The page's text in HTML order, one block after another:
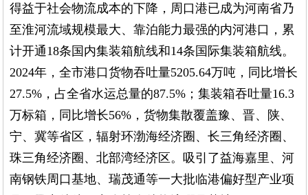
得益于社会物流成本的下降，周口港已成为河南省乃
至淮河流域规模最大、靠泊能力最强的内河港口，累
计开通18条国内集装箱航线和14条国际集装箱航线。
2024年，全市港口货物吞吐量5205.64万吨，同比增长
27.5%，占全省水运总量的87.5%；集装箱吞吐量16.3
万标箱，同比增长56%，货物集散覆盖豫、晋、陕、
宁、冀等省区，辐射环渤海经济圈、长三角经济圈、
珠三角经济圈、北部湾经济区。吸引了益海嘉里、河
南钢铁周口基地、瑞茂通等一大批临港偏好型产业项